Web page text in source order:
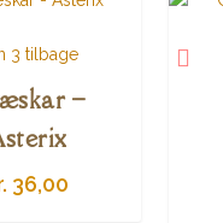
3 tilbage
–
36,00